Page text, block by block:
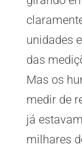
unidades
das
Mas os
medir de
já
milhares